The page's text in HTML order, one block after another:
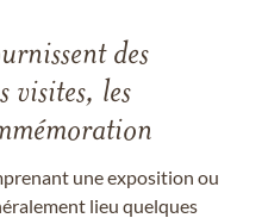
des
visites, les
une exposition ou
lieu quelques